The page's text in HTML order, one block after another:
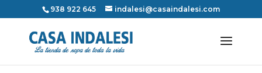
938 922 645 indalesi@casaindalesi.com